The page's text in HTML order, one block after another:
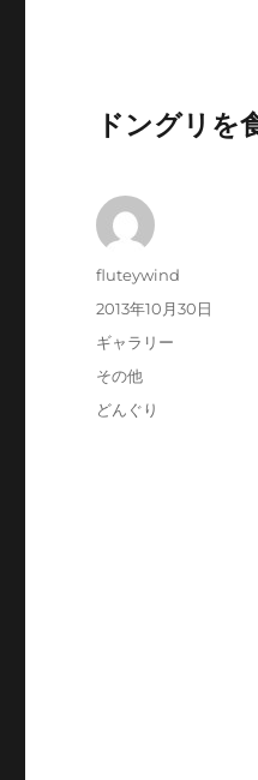
ドングリを
投
fluteywind
投
稿
2013年10月30日
フ
マ
ギャラリー
カ
テ
その他
タ
どんぐり